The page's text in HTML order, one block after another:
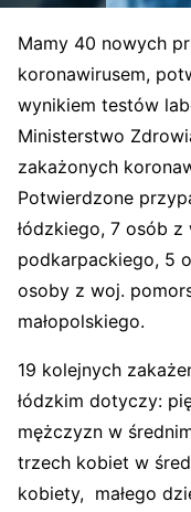
Mamy 40 nowych
koronawirusem,
wynikiem testów
Ministerstwo
zakażonych
Potwierdzone
łódzkiego, 7 osób
podkarpackiego, 5
osoby z woj.
małopolskiego.
19 kolejnych
łódzkim dotyczy:
mężczyzn w
trzech kobiet w
kobiety, małego